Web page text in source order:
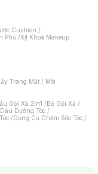
Cushion /
Phủ /Xịt Khoá Makeup
Trang Mắt / Môi
Gội Xả 2in1 /Bộ Gội Xả /
Dưỡng Tóc /
/Dụng Cụ Chăm Sóc Tóc /